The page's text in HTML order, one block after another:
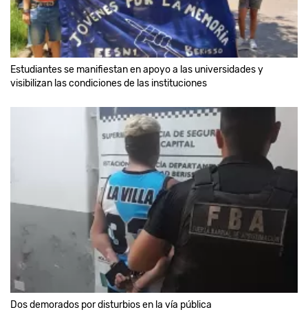
Estudiantes se manifiestan en apoyo a las universidades y
visibilizan las condiciones de las instituciones
Dos demorados por disturbios en la vía pública